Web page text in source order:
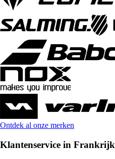
Ontdek al onze merken
Klantenservice in Frankrijk